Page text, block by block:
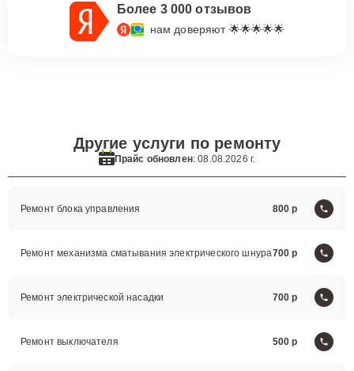
Более 3 000 отзывов
нам доверяют 🌟🌟🌟🌟🌟
Другие услуги по ремонту
Прайс обновлен: 08.08.2026 г.
Ремонт блока управления 800
Ремонт механизма сматывания электрического шнура700
Ремонт электрической насадки 700
Ремонт выключателя 500